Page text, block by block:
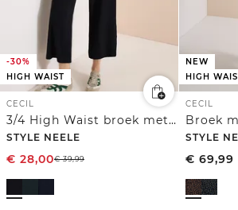
-30%
HIGH WAIST
CECIL
3/4 High Waist broek met wijde pijpen in Loose Fit
STYLE NEELE
€ 28,00€39,99
NEW
HIGH
CECIL
STYLE
€ 69,99